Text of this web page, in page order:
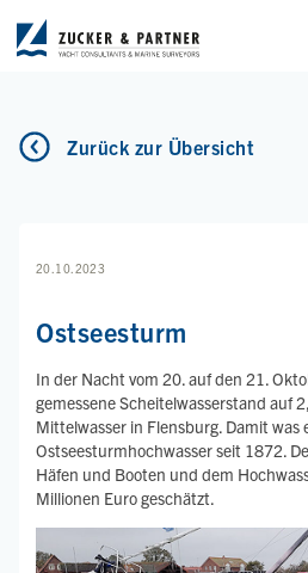
Zurück zur Übersicht
20.10.2023
Ostseesturm
In der Nacht vom 20. auf den 21.
gemessene Scheitelwasserstand auf
Mittelwasser in Flensburg. Damit was
Ostseesturmhochwasser seit 1872.
Häfen und Booten und dem
Millionen Euro geschätzt.